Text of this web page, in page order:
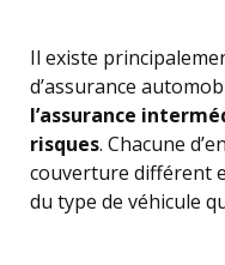
Il existe
d’assurance
l’assurance
risques. Chacune
couverture différent
du type de véhicule